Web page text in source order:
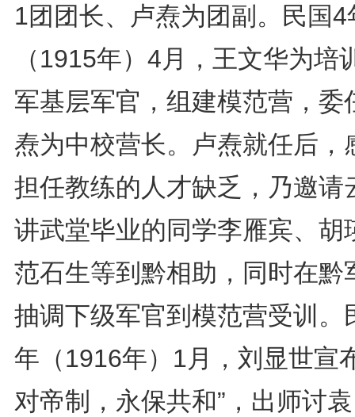
1团团长、卢焘为团副。民国4
（1915年）4月，王文华为培
军基层军官，组建模范营，委
焘为中校营长。卢焘就任后，
担任教练的人才缺乏，乃邀请
讲武堂毕业的同学李雁宾、胡
范石生等到黔相助，同时在黔
抽调下级军官到模范营受训。
年（1916年）1月，刘显世宣
对帝制，永保共和”，出师讨